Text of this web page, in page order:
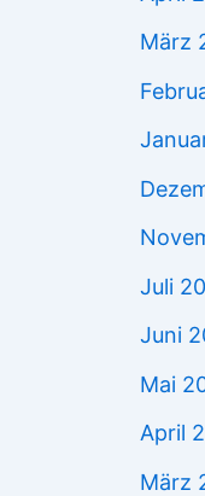
März
Juli
Juni
Mai
April
März